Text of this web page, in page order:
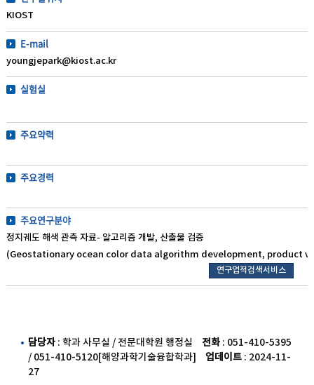
KIOST
E-mail
youngjepark@kiost.ac.kr
실험실
주요약력
주요경력
주요연구분야
정지궤도 해색 관측 자료- 알고리즘 개발, 산출물 검증
(Geostationary ocean color data algorithm development, product
연구업적검색서비스
담당자 : 학과 사무실 / 전문대학원 행정실 전화 : 051-410-5395
/ 051-410-5120[해양과학기술융합학과]
업데이트 : 2024-11-
27